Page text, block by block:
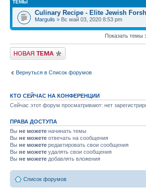
ТЕМЫ
Culinary Recipe - Elite Jewish
Margulis » Вс май 03, 2020 8:53 pm
Показать темы
Новая тема
Вернуться в Список форумов
КТО СЕЙЧАС НА КОНФЕРЕНЦИИ
Сейчас этот форум просматривают: нет
ПРАВА ДОСТУПА
Вы не можете начинать темы
Вы не можете отвечать на сообщения
Вы не можете редактировать свои сообщения
Вы не можете удалять свои сообщения
Вы не можете добавлять вложения
Список форумов